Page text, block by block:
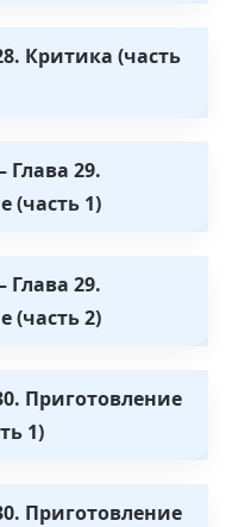
Критика (часть
29.
(часть 1)
29.
(часть 2)
Приготовление
1)
Приготовление